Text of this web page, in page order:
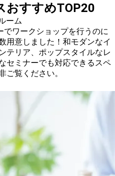
おすすめTOP20
ーム
ワークショップを行うのに
用意しました！和モダンなイ
テリア、ポップスタイルなレ
セミナーでも対応できるスペ
ご覧ください。